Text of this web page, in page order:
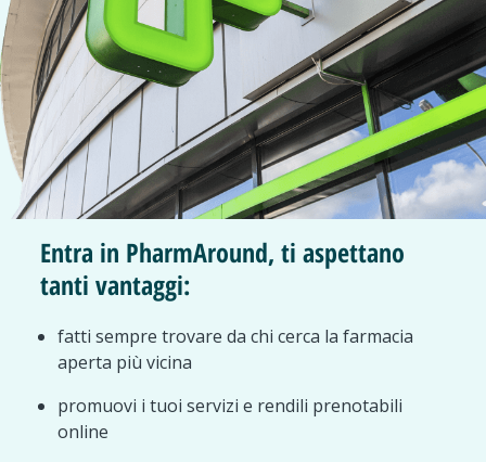
Entra in PharmAround, ti aspettano
tanti vantaggi:
fatti sempre trovare da chi cerca la farmacia
aperta più vicina
promuovi i tuoi servizi e rendili prenotabili
online